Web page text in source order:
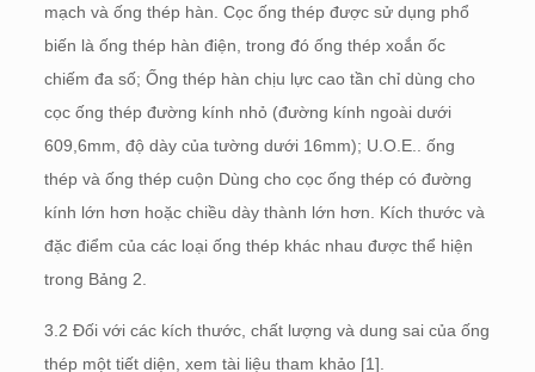
mạch và ống thép hàn. Cọc ống thép được sử dụng phổ
biến là ống thép hàn điện, trong đó ống thép xoắn ốc
chiếm đa số; Ống thép hàn chịu lực cao tần chỉ dùng cho
cọc ống thép đường kính nhỏ (đường kính ngoài dưới
609,6mm, độ dày của tường dưới 16mm); U.O.E.. ống
thép và ống thép cuộn Dùng cho cọc ống thép có đường
kính lớn hơn hoặc chiều dày thành lớn hơn. Kích thước và
đặc điểm của các loại ống thép khác nhau được thể hiện
trong Bảng 2.
3.2 Đối với các kích thước, chất lượng và dung sai của ống
thép một tiết diện, xem tài liệu tham khảo [1].